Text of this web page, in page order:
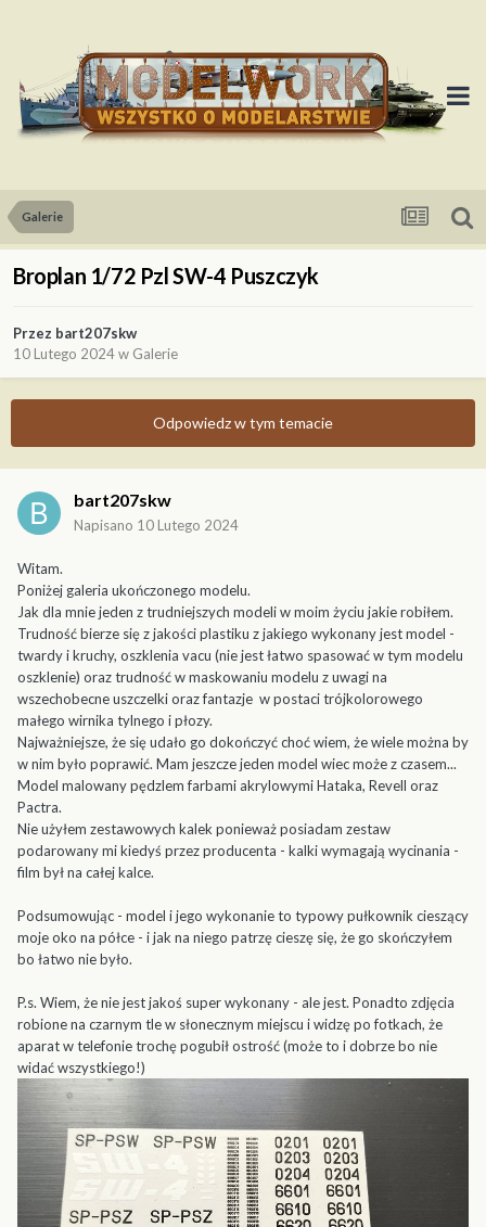
Galerie
Broplan 1/72 Pzl SW-4 Puszczyk
Przez bart207skw
10 Lutego 2024w Galerie
Odpowiedz w tym temacie
bart207skw
Napisano 10 Lutego 2024
Witam.
Poniżej galeria ukończonego modelu.
Jak dla mnie jeden z trudniejszych modeli w moim życiu jakie robiłem.
Trudność bierze się z jakości plastiku z jakiego wykonany jest model -
twardy i kruchy, oszklenia vacu (nie jest łatwo spasować w tym modelu
oszklenie) oraz trudność w maskowaniu modelu z uwagi na
wszechobecne uszczelki oraz fantazje w postaci trójkolorowego
małego wirnika tylnego i płozy.
Najważniejsze, że się udało go dokończyć choć wiem, że wiele można by
w nim było poprawić. Mam jeszcze jeden model wiec może z czasem...
Model malowany pędzlem farbami akrylowymi Hataka, Revell oraz
Pactra.
Nie użyłem zestawowych kalek ponieważ posiadam zestaw
podarowany mi kiedyś przez producenta - kalki wymagają wycinania -
film był na całej kalce.
Podsumowując - model i jego wykonanie to typowy pułkownik cieszący
moje oko na półce - i jak na niego patrzę cieszę się, że go skończyłem
bo łatwo nie było.
P.s. Wiem, że nie jest jakoś super wykonany - ale jest. Ponadto zdjęcia
robione na czarnym tle w słonecznym miejscu i widzę po fotkach, że
aparat w telefonie trochę pogubił ostrość (może to i dobrze bo nie
widać wszystkiego!)